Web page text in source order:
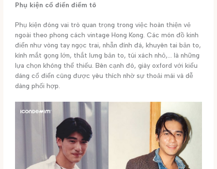
Phụ kiện cổ điển điểm tô
Phụ kiện đóng vai trò quan trọng trong việc hoàn thiện vẻ
ngoài theo phong cách vintage Hong Kong. Các món đồ kinh
điển như vòng tay ngọc trai, nhẫn đính đá, khuyên tai bản to,
kính mắt gọng lớn, thắt lưng bản to, túi xách nhỏ,… là những
lựa chọn không thể thiếu. Bên cạnh đó, giày oxford với kiểu
dáng cổ điển cũng được yêu thích nhờ sự thoải mái và dễ
dàng phối hợp.